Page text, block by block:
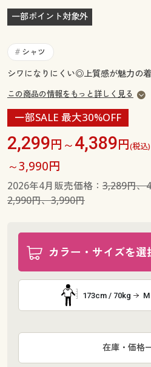
お気に入り
サポート
ご利用ガイド
よくある質問とお問い合わせ
サポート
よくある質問とお問い合わせ
一部ポイント対象外
# シャツ
シワになりにくい◎上質感が魅力の
この商品の情報をもっと詳しく見る
一部SALE 最大30%OFF
2,299円～4,389円(税込)
～3,990円
2026年4月販売価格： 3,289円、
2,990円、3,990円
カラー・サイズを選
173cm / 70kg M
在庫・価格